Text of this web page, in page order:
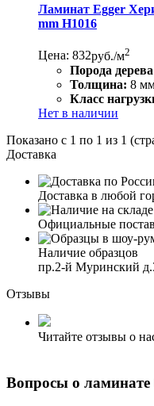
Ламинат Egger
mm Н1016
Цена: 832руб./м2
Порода
Толщина: 8
Класс
Нет в наличии
Показано с 1 по 1 из 1
Доставка
Доставка в любой
Официальные
Наличие образцов
пр.2-й Муринский
Отзывы
Читайте отзывы о
Вопросы о ламинате